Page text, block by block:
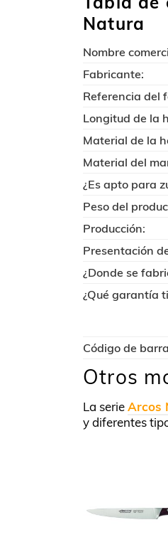
Natura
Nombre
Fabricante:
Referencia del
Longitud de la
Material de la
Material del
¿Es apto para
Peso del
Producción:
Presentación
¿Donde se
¿Qué garantía
Código de
Otros
La serieArcos
y diferentes